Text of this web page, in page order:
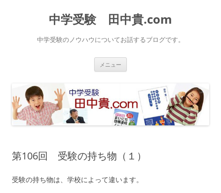
中学受験 田中貴.com
中学受験のノウハウについてお話するブログです。
メニュー
ス
キ
ッ
プ
第106回 受験の持ち物（１）
受験の持ち物は、学校によって違います。